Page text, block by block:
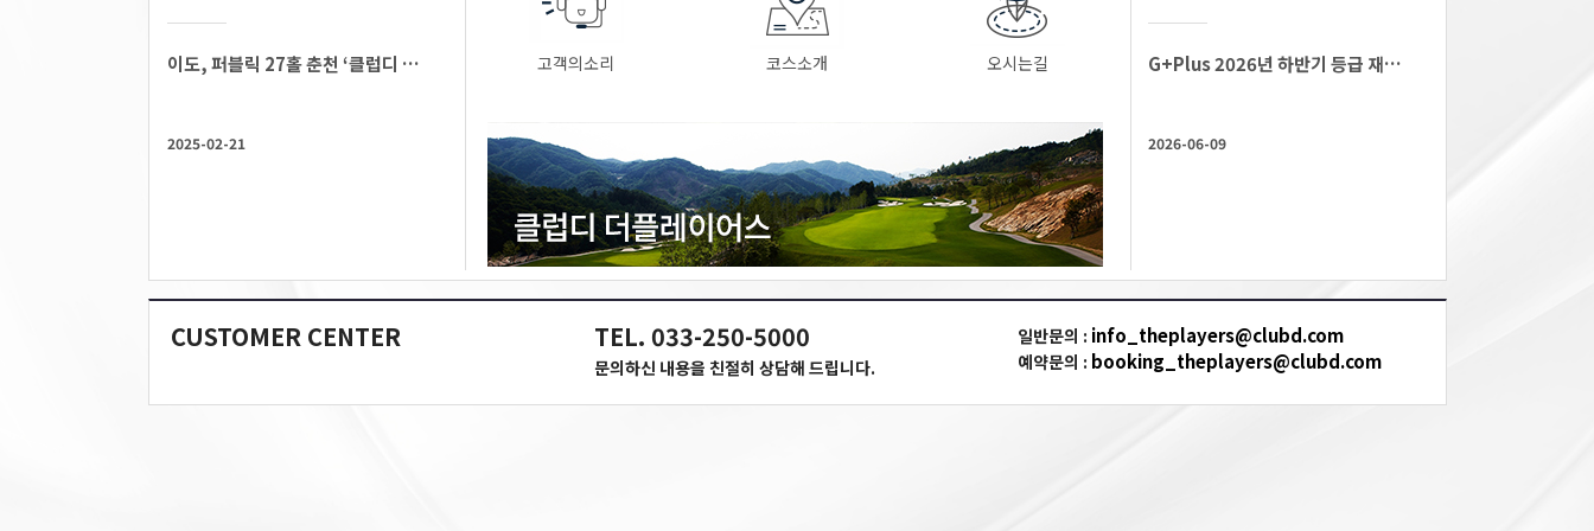
이도, 퍼블릭 27홀 춘천 ‘클럽디 더플레이어스’ 운영
2025-02-21
고객의소리 코스소개 오시는길 G+Plus 2026년 하반기 등급 재산정 안내
2026-06-09
CUSTOMER CENTER TEL. 033-250-5000
문의하신 내용을 친절히 상담해 드립니다.
일반문의 : info_theplayers@clubd.com
예약문의 : booking_theplayers@clubd.com